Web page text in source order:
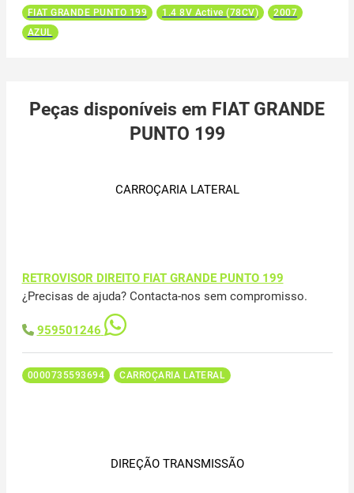
FIAT GRANDE PUNTO 199 1.4 8V Active (78CV)
2007
AZUL
Peças disponíveis em FIAT GRANDE
PUNTO 199
CARROÇARIA LATERAL
RETROVISOR DIREITO FIAT GRANDE PUNTO 199
¿Precisas de ajuda? Contacta-nos sem compromisso.
959501246
0000735593694 CARROÇARIA LATERAL
DIREÇÃO TRANSMISSÃO